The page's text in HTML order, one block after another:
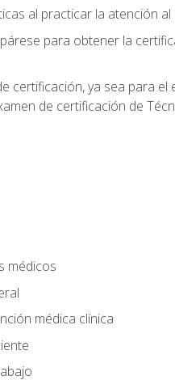
al practicar la atención al
para obtener la
certificación, ya sea para
de certificación de
médicos
médica clínica